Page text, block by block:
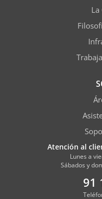
La
Atención al
Lunes a
Sábados y
91